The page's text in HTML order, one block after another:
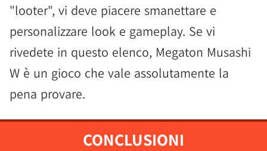
"looter", vi deve piacere smanettare e
personalizzare look e gameplay. Se vi
rivedete in questo elenco, Megaton Musashi
W è un gioco che vale assolutamente la
pena provare.
CONCLUSIONI